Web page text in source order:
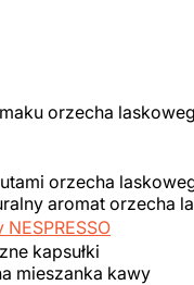
orzecha
orzecha
aromat orzecha
kapsułki
mieszanka kawy